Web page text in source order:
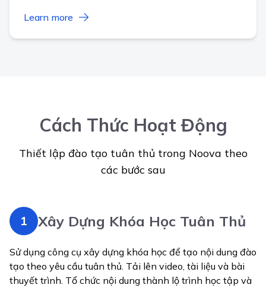
Learn more
Cách Thức Hoạt Động
Thiết lập đào tạo tuân thủ trong Noova theo
các bước sau
1 Xây Dựng Khóa Học Tuân Thủ
Sử dụng công cụ xây dựng khóa học để tạo nội dung đào
tạo theo yêu cầu tuân thủ. Tải lên video, tài liệu và bài
thuyết trình. Tổ chức nội dung thành lộ trình học tập và